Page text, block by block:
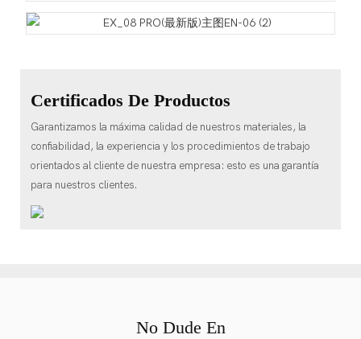
Certificados De Productos
Garantizamos la máxima calidad de nuestros materiales, la
confiabilidad, la experiencia y los procedimientos de trabajo
orientados al cliente de nuestra empresa: esto es una garantía
para nuestros clientes.
No Dude En